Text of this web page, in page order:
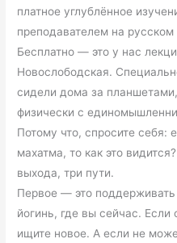
платное углублённое
преподавателем на русском
Бесплатно — это у нас
Новослободская.
сидели дома за
физически с
Потому что, спросите себя:
махатма, то как это
выхода, три пути.
Первое — это
йогинь, где вы сейчас.
ищите новое. А если не